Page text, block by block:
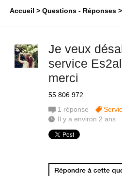
Accueil Questions - Réponses
Je veux
service
merci
55 806 972
1 réponse
Il y a environ 2 ans
Répondre à cette